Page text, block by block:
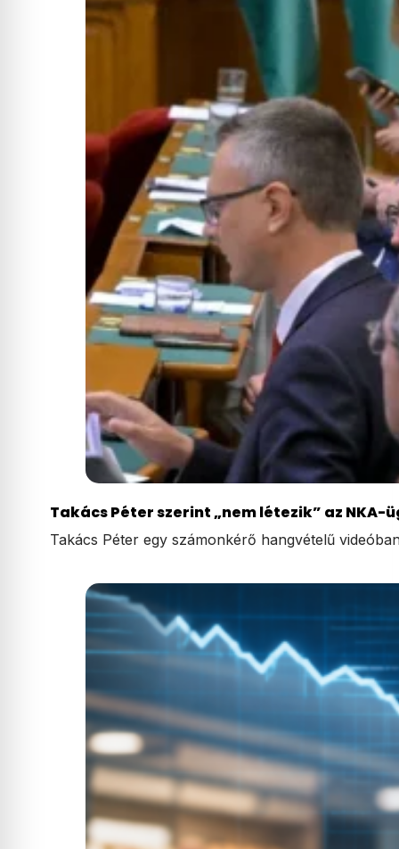
Takács Péter szerint „nem létezik” az
Takács Péter egy számonkérő hangvételű